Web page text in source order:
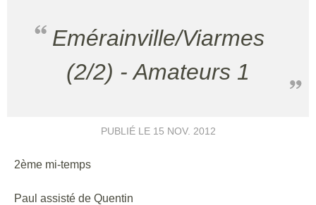
Emérainville/Viarmes
(2/2) - Amateurs 1
PUBLIÉ LE 15 NOV. 2012
2ème mi-temps
Paul assisté de Quentin